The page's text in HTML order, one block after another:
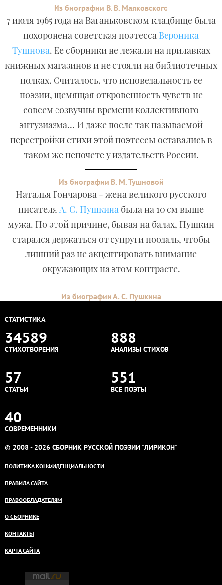
Из биографии В. В. Маяковского
7 июля 1965 года на Ваганьковском кладбище была
похоронена советская поэтесса Вероника
Тушнова. Ее сборники не лежали на прилавках
книжных магазинов и не стояли на библиотечных
полках. Считалось, что исповедальность ее
поэзии, щемящая откровенность чувств не
совсем созвучны времени коллективного
энтузиазма… И даже после так называемой
перестройки стихи этой поэтессы оставались в
таком же непочете у издательств России.
Из биографии В. М. Тушновой
Наталья Гончарова - жена великого русского
писателя А. С. Пушкина была на 10 см выше
мужа. По этой причине, бывая на балах, Пушкин
старался держаться от супруги поодаль, чтобы
лишний раз не акцентировать внимание
окружающих на этом контрасте.
Из биографии А. С. Пушкина
СТАТИСТИКА
34589
СТИХОТВОРЕНИЯ
888
АНАЛИЗЫ СТИХОВ
57
СТАТЬИ
551
ВСЕ ПОЭТЫ
40
СОВРЕМЕННИКИ
© 2008 - 2026 СБОРНИК РУССКОЙ ПОЭЗИИ "ЛИРИКОН"
ПОЛИТИКА КОНФИДЕНЦИАЛЬНОСТИ
ПРАВИЛА САЙТА
ПРАВООБЛАДАТЕЛЯМ
О СБОРНИКЕ
КОНТАКТЫ
КАРТА САЙТА